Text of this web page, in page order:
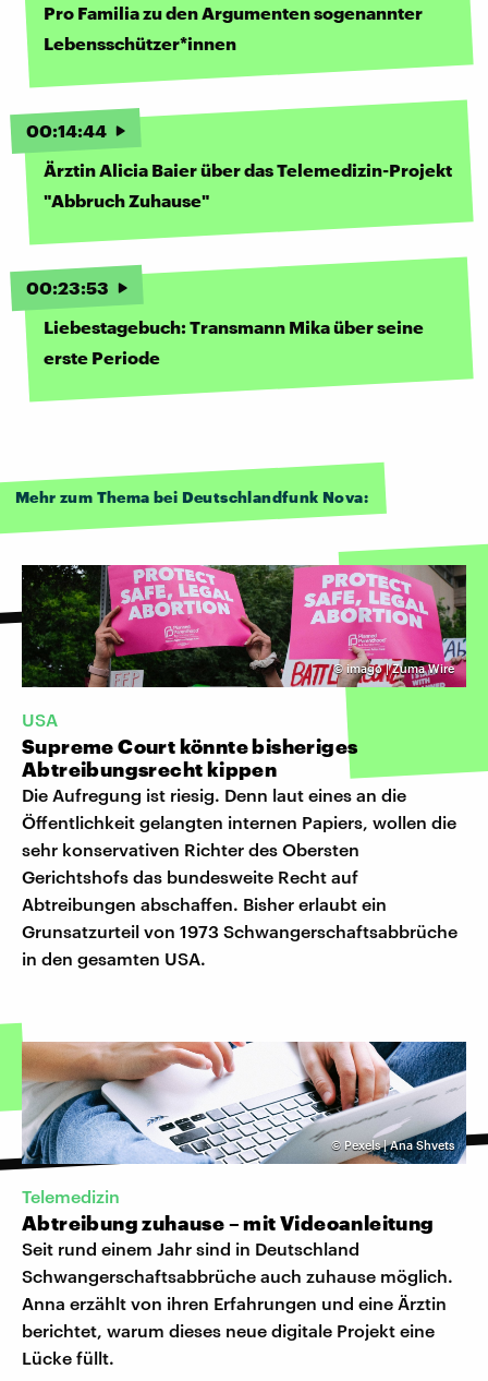
Pro Familia zu den Argumenten sogenannter
Lebensschützer*innen
00:14:44
Ärztin Alicia Baier über das Telemedizin-Projekt
"Abbruch Zuhause"
00:23:53
Liebestagebuch: Transmann Mika über seine
erste Periode
Mehr zum Thema bei Deutschlandfunk Nova:
©imago | Zuma Wire
USA
Supreme Court könnte bisheriges
Abtreibungsrecht kippen
Die Aufregung ist riesig. Denn laut eines an die
Öffentlichkeit gelangten internen Papiers, wollen die
sehr konservativen Richter des Obersten
Gerichtshofs das bundesweite Recht auf
Abtreibungen abschaffen. Bisher erlaubt ein
Grunsatzurteil von 1973 Schwangerschaftsabbrüche
in den gesamten USA.
© Pexels | Ana Shvets
Telemedizin
Abtreibung zuhause – mit Videoanleitung
Seit rund einem Jahr sind in Deutschland
Schwangerschaftsabbrüche auch zuhause möglich.
Anna erzählt von ihren Erfahrungen und eine Ärztin
berichtet, warum dieses neue digitale Projekt eine
Lücke füllt.